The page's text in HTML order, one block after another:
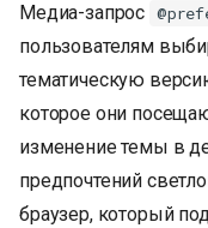
Медиа-запрос
пользователям
тематическую
которое они
изменение темы в
предпочтений
браузер, который